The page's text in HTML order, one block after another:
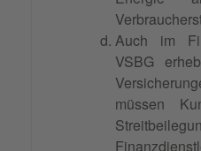
Auch im
VSBG
müssen